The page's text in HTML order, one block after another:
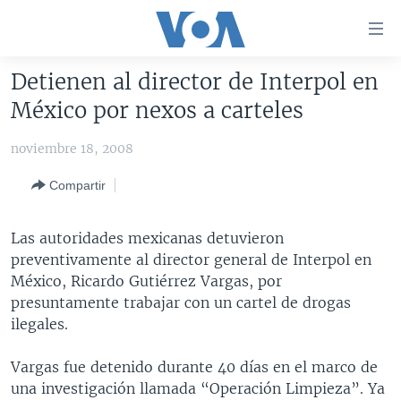
accesibilidad
al
contenido
Salte
principal
Salte
búsqueda
AMÉRICA DEL NORTE
HAITÍ
ELECCIONES EEUU 2024
ELECCIONES EEUU
VOTO DIVIDIDO
VOA VERIFICA
VOA VERIFICA UCRANIA/RUSIA
VOA VERIFICA AMÉRICA LATINA
AMÉRICA LATINA
BOLIVIA
COLOMBIA
CHILE
ECUADOR
CENTROAMÉRICA
COSTA RICA
EL SALVADOR
HONDURAS
OTRAS SECCIONES
INMIGRACIÓN
MUNDO
ESPECIALES DE LA VOA
UCRANIA
Detienen al director de Interpol en
México por nexos a carteles
noviembre 18, 2008
Compartir
Las autoridades mexicanas detuvieron
preventivamente al director general de Interpol en
México, Ricardo Gutiérrez Vargas, por
presuntamente trabajar con un cartel de drogas
ilegales.
Vargas fue detenido durante 40 días en el marco de
una investigación llamada “Operación Limpieza”. Ya